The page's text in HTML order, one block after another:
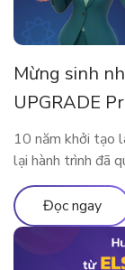
Mừng sinh
UPGRADE
10 năm khởi tạo
lại hành trình đã
vững. Nhân dịp
Speak mang đến
nay, dành […]
Đọc ngay